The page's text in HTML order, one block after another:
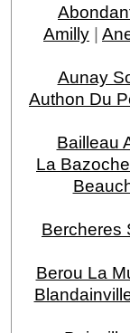
Amilly |
Aunay
Authon Du
Bailleau
La
Bercheres
Berou La